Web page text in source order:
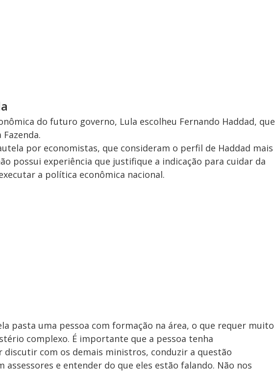
do futuro governo, Lula escolheu Fernando Haddad, que
por economistas, que consideram o perfil de Haddad mais
possui experiência que justifique a indicação para cuidar da
a política econômica nacional.
pasta uma pessoa com formação na área, o que requer muito
complexo. É importante que a pessoa tenha
discutir com os demais ministros, conduzir a questão
assessores e entender do que eles estão falando. Não nos